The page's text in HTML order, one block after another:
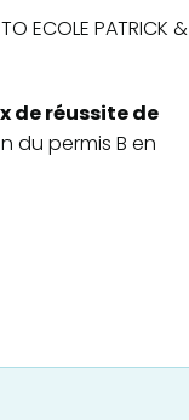
PATRICK &
de réussite de
du permis B en